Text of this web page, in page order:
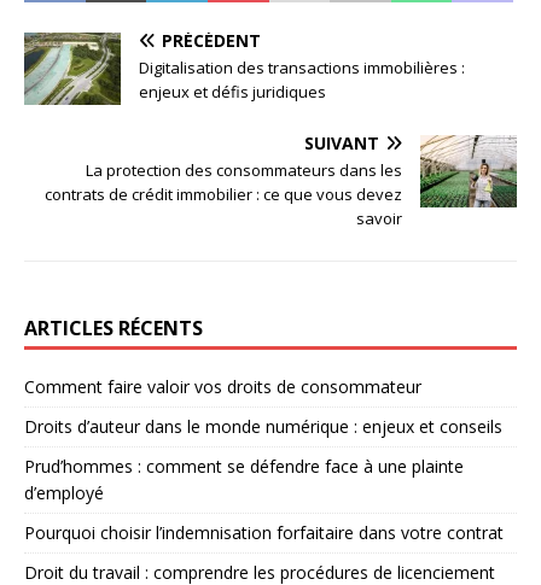
PRÉCÉDENT
Digitalisation des transactions immobilières :
enjeux et défis juridiques
SUIVANT
La protection des consommateurs dans les
contrats de crédit immobilier : ce que vous devez
savoir
ARTICLES RÉCENTS
Comment faire valoir vos droits de consommateur
Droits d’auteur dans le monde numérique : enjeux et conseils
Prud’hommes : comment se défendre face à une plainte
d’employé
Pourquoi choisir l’indemnisation forfaitaire dans votre contrat
Droit du travail : comprendre les procédures de licenciement